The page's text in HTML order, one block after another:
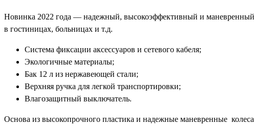
Новинка 2022 года — надежный, высокоэффективный и
в гостиницах, больницах и т.д.
Система фиксации аксессуаров и сетевого кабеля;
Экологичные материалы;
Бак 12 л из нержавеющей стали;
Верхняя ручка для легкой транспортировки;
Влагозащитный выключатель.
Основа из высокопрочного пластика и надежные маневренные